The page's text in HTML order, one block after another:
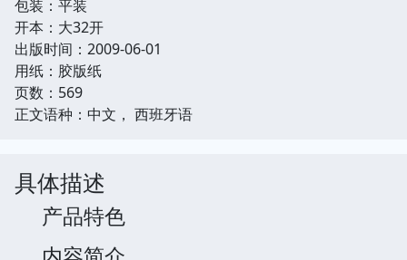
包装：平装
开本：大32开
出版时间：2009-06-01
用纸：胶版纸
页数：569
正文语种：中文， 西班牙语
具体描述
产品特色